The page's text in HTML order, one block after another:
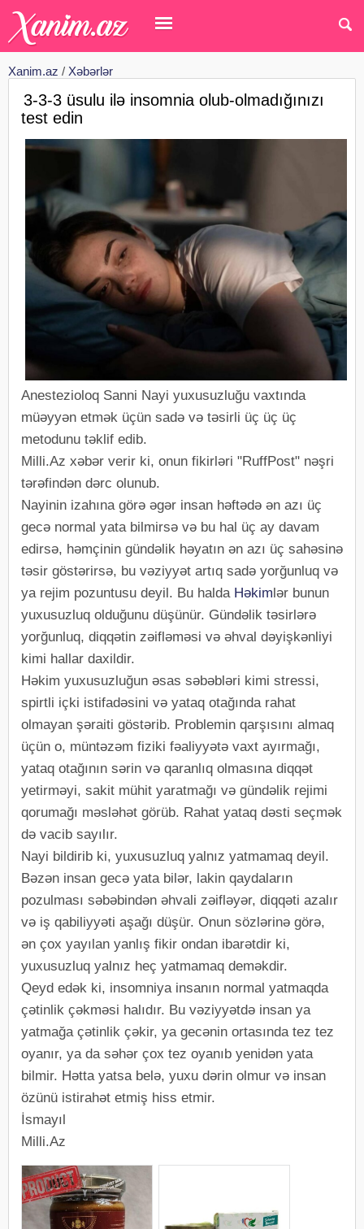
Xanim.az / Xəbərlər
3-3-3 üsulu ilə insomnia olub-olmadığınızı
test edin
Anestezioloq Sanni Nayi yuxusuzluğu vaxtında
müəyyən etmək üçün sadə və təsirli üç üç üç
metodunu təklif edib.
Milli.Az xəbər verir ki, onun fikirləri "RuffPost" nəşri
tərəfindən dərc olunub.
Nayinin izahına görə əgər insan həftədə ən azı üç
gecə normal yata bilmirsə və bu hal üç ay davam
edirsə, həmçinin gündəlik həyatın ən azı üç sahəsinə
təsir göstərirsə, bu vəziyyət artıq sadə yorğunluq və
ya rejim pozuntusu deyil. Bu halda Həkimlər bunun
yuxusuzluq olduğunu düşünür. Gündəlik təsirlərə
yorğunluq, diqqətin zəifləməsi və əhval dəyişkənliyi
kimi hallar daxildir.
Həkim yuxusuzluğun əsas səbəbləri kimi stressi,
spirtli içki istifadəsini və yataq otağında rahat
olmayan şəraiti göstərib. Problemin qarşısını almaq
üçün o, müntəzəm fiziki fəaliyyətə vaxt ayırmağı,
yataq otağının sərin və qaranlıq olmasına diqqət
yetirməyi, sakit mühit yaratmağı və gündəlik rejimi
qorumağı məsləhət görüb. Rahat yataq dəsti seçmək
də vacib sayılır.
Nayi bildirib ki, yuxusuzluq yalnız yatmamaq deyil.
Bəzən insan gecə yata bilər, lakin qaydaların
pozulması səbəbindən əhvali zəifləyər, diqqəti azalır
və iş qabiliyyəti aşağı düşür. Onun sözlərinə görə,
ən çox yayılan yanlış fikir ondan ibarətdir ki,
yuxusuzluq yalnız heç yatmamaq deməkdir.
Qeyd edək ki, insomniya insanın normal yatmaqda
çətinlik çəkməsi halıdır. Bu vəziyyətdə insan ya
yatmağa çətinlik çəkir, ya gecənin ortasında tez tez
oyanır, ya da səhər çox tez oyanıb yenidən yata
bilmir. Hətta yatsa belə, yuxu dərin olmur və insan
özünü istirahət etmiş hiss etmir.
İsmayıl
Milli.Az